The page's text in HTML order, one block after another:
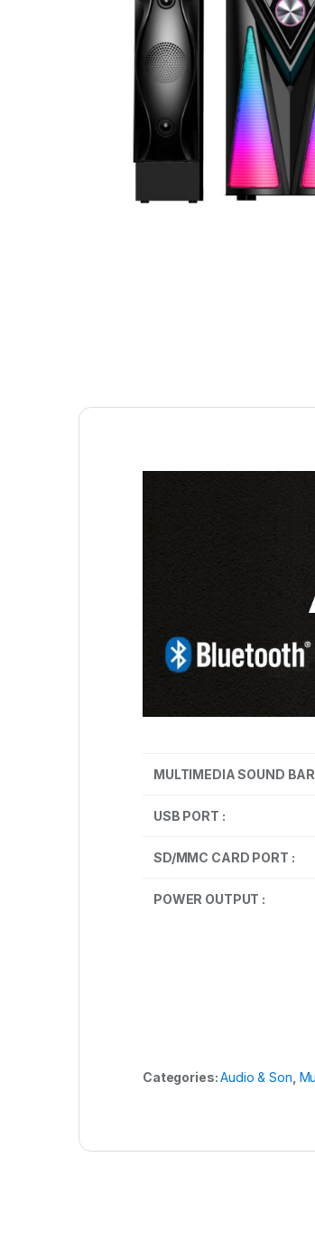
MULTIMEDIA SOUND
USB PORT :
SD/MMC CARD PORT :
POWER OUTPUT :
Categories:Audio & Son